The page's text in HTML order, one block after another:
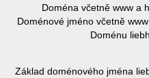
Doména včetně www a
Doménové jméno včetně
Doménu
Základ doménového jména